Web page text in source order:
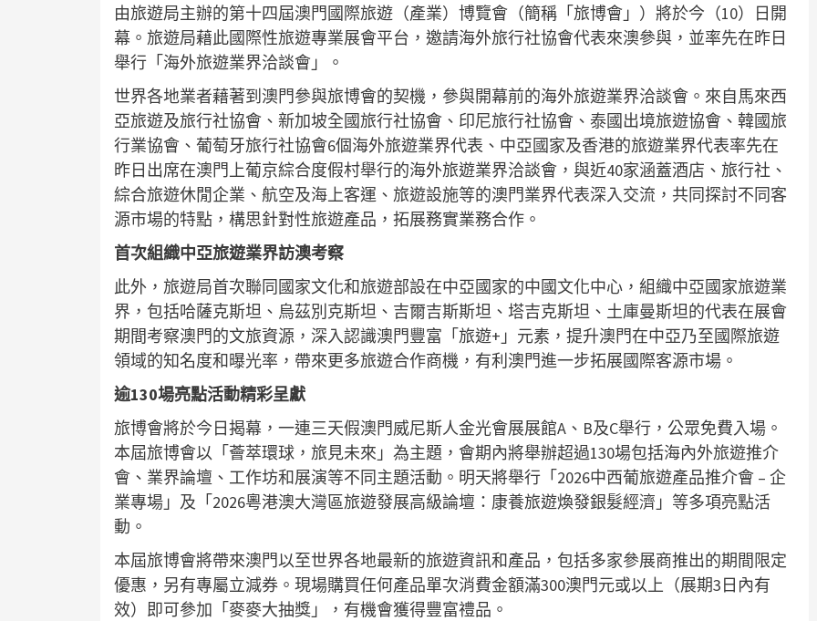
由旅遊局主辦的第十四屆澳門國際旅遊（產業）博覽會（簡稱「旅博會」）將於今（10）日開
幕。旅遊局藉此國際性旅遊專業展會平台，邀請海外旅行社協會代表來澳參與，並率先在昨日
舉行「海外旅遊業界洽談會」。
世界各地業者藉著到澳門參與旅博會的契機，參與開幕前的海外旅遊業界洽談會。來自馬來西
亞旅遊及旅行社協會、新加坡全國旅行社協會、印尼旅行社協會、泰國出境旅遊協會、韓國旅
行業協會、葡萄牙旅行社協會6個海外旅遊業界代表、中亞國家及香港的旅遊業界代表率先在
昨日出席在澳門上葡京綜合度假村舉行的海外旅遊業界洽談會，與近40家涵蓋酒店、旅行社、
綜合旅遊休閒企業、航空及海上客運、旅遊設施等的澳門業界代表深入交流，共同探討不同客
源市場的特點，構思針對性旅遊產品，拓展務實業務合作。
首次組織中亞旅遊業界訪澳考察
此外，旅遊局首次聯同國家文化和旅遊部設在中亞國家的中國文化中心，組織中亞國家旅遊業
界，包括哈薩克斯坦、烏茲別克斯坦、吉爾吉斯斯坦、塔吉克斯坦、土庫曼斯坦的代表在展會
期間考察澳門的文旅資源，深入認識澳門豐富「旅遊+」元素，提升澳門在中亞乃至國際旅遊
領域的知名度和曝光率，帶來更多旅遊合作商機，有利澳門進一步拓展國際客源市場。
逾130場亮點活動精彩呈獻
旅博會將於今日揭幕，一連三天假澳門威尼斯人金光會展展館A、B及C舉行，公眾免費入場。
本屆旅博會以「薈萃環球，旅見未來」為主題，會期內將舉辦超過130場包括海內外旅遊推介
會、業界論壇、工作坊和展演等不同主題活動。明天將舉行「2026中西葡旅遊產品推介會 – 企
業專場」及「2026粵港澳大灣區旅遊發展高級論壇：康養旅遊煥發銀髮經濟」等多項亮點活
動。
本屆旅博會將帶來澳門以至世界各地最新的旅遊資訊和產品，包括多家參展商推出的期間限定
優惠，另有專屬立減券。現場購買任何產品單次消費金額滿300澳門元或以上（展期3日內有
效）即可參加「麥麥大抽獎」，有機會獲得豐富禮品。